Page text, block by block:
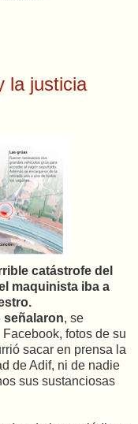
la justicia
catástrofe del
maquinista iba a
señalaron, se
fotos de su
sacar en prensa la
de Adif, ni de nadie
sus sustanciosas